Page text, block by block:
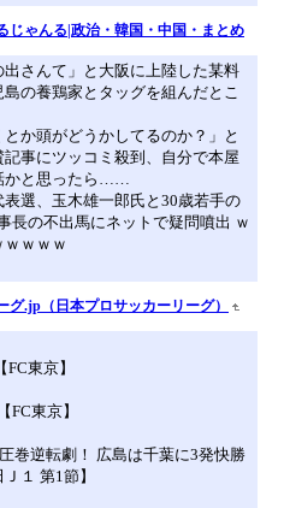
じゃんる|政治・韓国・中国・まとめ
出さんて」と大阪に上陸した某料
の養鶏家とタッグを組んだとこ
とか頭がどうかしてるのか？」と
事にツッコミ殺到、自分で本屋
かと思ったら……
表選、玉木雄一郎氏と30歳若手の
長の不出馬にネットで疑問噴出 ｗ
ｗｗｗ
グ.jp（日本プロサッカーリーグ）
東京】
FC東京】
巻逆転劇！ 広島は千葉に3発快勝
１ 第1節】